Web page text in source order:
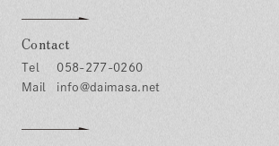
Contact
058-277-0260
info@daimasa.net